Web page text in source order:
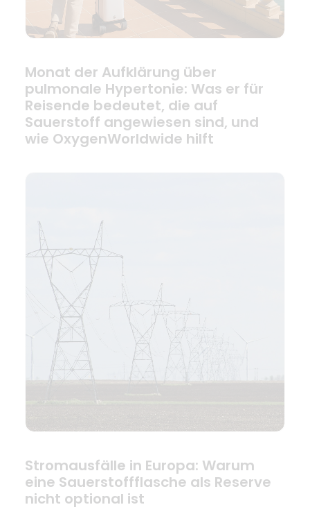
Monat der Aufklärung über
pulmonale Hypertonie: Was er für
Reisende bedeutet, die auf
Sauerstoff angewiesen sind, und
wie OxygenWorldwide hilft
Stromausfälle in Europa: Warum
eine Sauerstoffflasche als Reserve
nicht optional ist